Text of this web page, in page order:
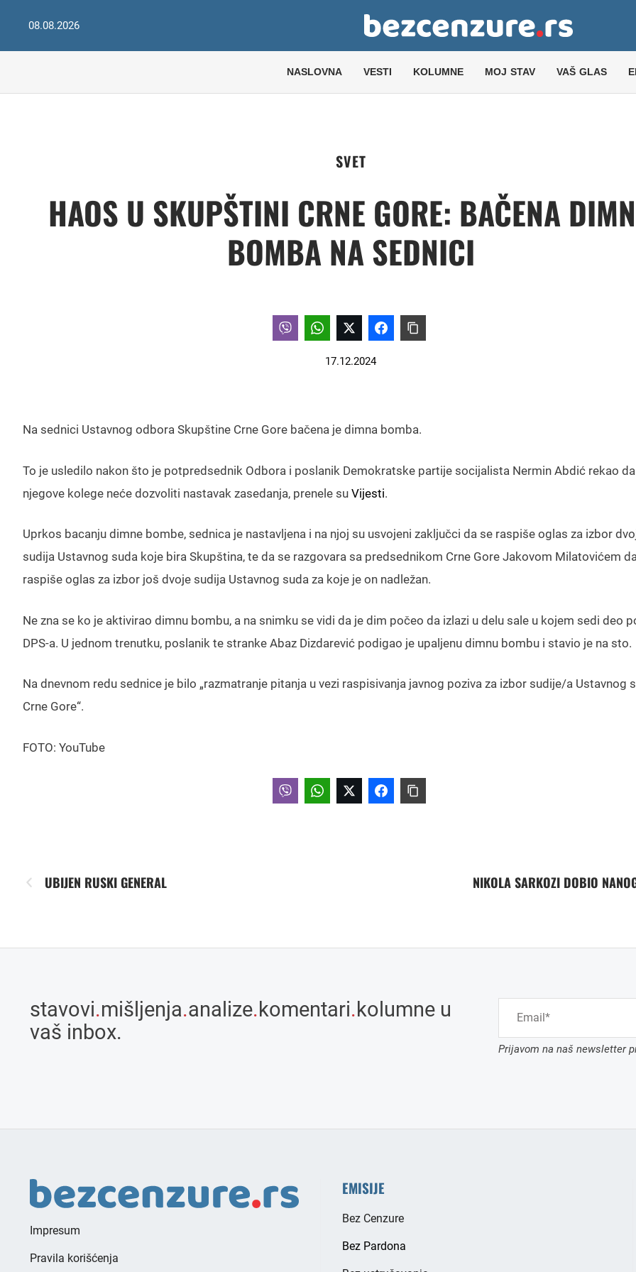
08.08.2026
NASLOVNA VESTI KOLUMNE MOJ STAV VAŠ GLAS
SVET
HAOS U SKUPŠTINI CRNE GORE: BAČENA
BOMBA NA SEDNICI
17.12.2024
Na sednici Ustavnog odbora Skupštine Crne Gore bačena je dimna bomba.
To je usledilo nakon što je potpredsednik Odbora i poslanik Demokratske partije socijalista Nermin Abdić rekao
njegove kolege neće dozvoliti nastavak zasedanja, prenele su Vijesti.
Uprkos bacanju dimne bombe, sednica je nastavljena i na njoj su usvojeni zaključci da se raspiše oglas za izbor
sudija Ustavnog suda koje bira Skupština, te da se razgovara sa predsednikom Crne Gore Jakovom Milatovićem
raspiše oglas za izbor još dvoje sudija Ustavnog suda za koje je on nadležan.
Ne zna se ko je aktivirao dimnu bombu, a na snimku se vidi da je dim počeo da izlazi u delu sale u kojem sedi deo
DPS-a. U jednom trenutku, poslanik te stranke Abaz Dizdarević podigao je upaljenu dimnu bombu i stavio je na sto.
Na dnevnom redu sednice je bilo „razmatranje pitanja u vezi raspisivanja javnog poziva za izbor sudije/a Ustavnog
Crne Gore“.
FOTO: YouTube
UBIJEN RUSKI GENERAL NIKOLA SARKOZI DOBIO
stavovi.mišljenja.analize.komentari.kolumne u
vaš inbox.
Prijavom na naš newsletter
Impresum
Pravila korišćenja
EMISIJE
Bez Cenzure
Bez Pardona